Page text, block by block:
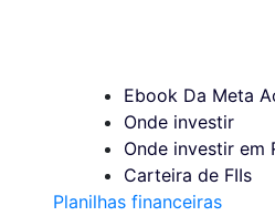
Ebook Da Meta
Onde investir
Onde investir em
Carteira de FIIs
Planilhas financeiras